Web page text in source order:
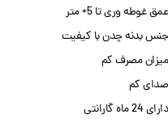
عمق غوطه وری تا 5+ متر
جنس بدنه چدن با کیفیت
میزان مصرف کم
صدای کم
دارای 24 ماه گارانتی